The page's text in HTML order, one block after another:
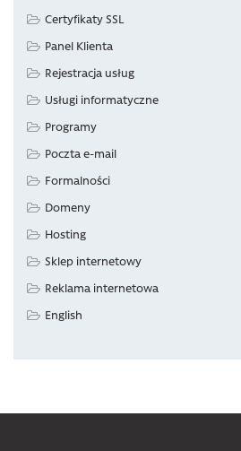
Certyfikaty SSL
Panel Klienta
Rejestracja usług
Usługi informatyczne
Programy
Poczta e-mail
Formalności
Domeny
Hosting
Sklep internetowy
Reklama internetowa
English